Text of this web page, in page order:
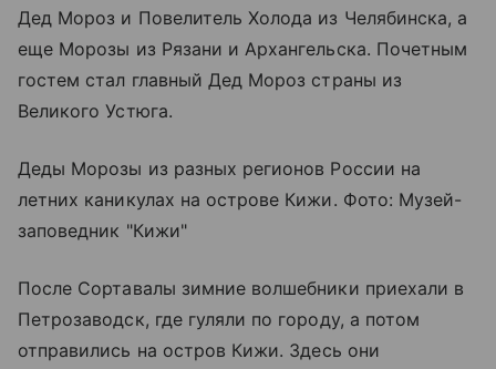
Дед Мороз и Повелитель Холода из Челябинска, а
еще Морозы из Рязани и Архангельска. Почетным
гостем стал главный Дед Мороз страны из
Великого Устюга.
Деды Морозы из разных регионов России на
летних каникулах на острове Кижи. Фото: Музей-
заповедник "Кижи"
После Сортавалы зимние волшебники приехали в
Петрозаводск, где гуляли по городу, а потом
отправились на остров Кижи. Здесь они